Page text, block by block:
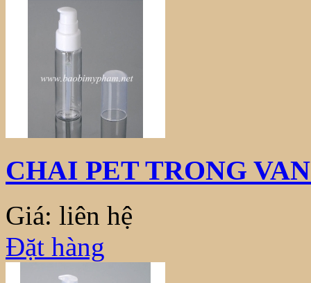
CHAI PET TRONG
Giá: liên hệ
Đặt hàng